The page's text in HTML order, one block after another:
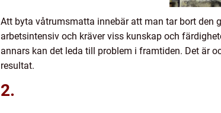
Att byta våtrumsmatta innebär att man tar bort den
arbetsintensiv och kräver viss kunskap och
annars kan det leda till problem i framtiden. Det är
resultat.
2.